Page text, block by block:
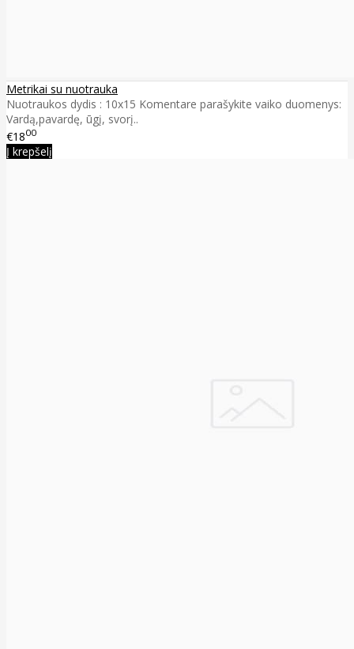
Metrikai su nuotrauka
Nuotraukos dydis : 10x15 Komentare parašykite vaiko duomenys:
Vardą,pavardę, ūgį, svorį..
€1800
Į krepšelį